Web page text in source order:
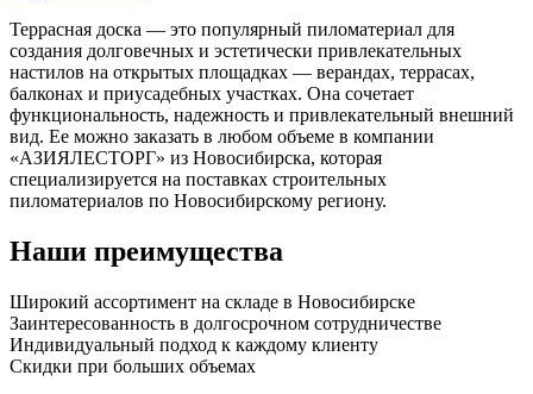
Террасная доска — это популярный пиломатериал для
создания долговечных и эстетически привлекательных
настилов на открытых площадках — верандах, террасах,
балконах и приусадебных участках. Она сочетает
функциональность, надежность и привлекательный внешний
вид. Ее можно заказать в любом объеме в компании
«АЗИЯЛЕСТОРГ» из Новосибирска, которая
специализируется на поставках строительных
пиломатериалов по Новосибирскому региону.
Наши преимущества
Широкий ассортимент на складе в Новосибирске
Заинтересованность в долгосрочном сотрудничестве
Индивидуальный подход к каждому клиенту
Скидки при больших объемах